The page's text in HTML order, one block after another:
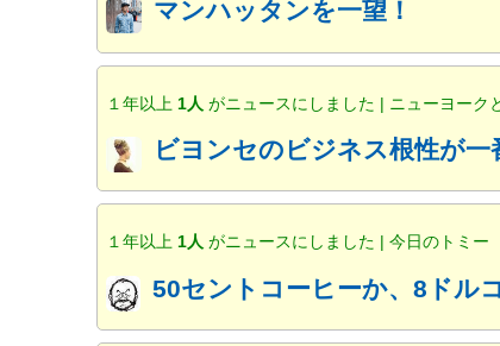
マンハッタンを一望！
１年以上 1人がニュースにしました | ニューヨーク
ビヨンセのビジネス根性が
１年以上1人がニュースにしました | 今日のトミ
50セントコーヒーか、8ドル